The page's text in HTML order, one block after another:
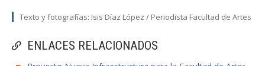
ENLACES RELACIONADOS
Texto y fotografías: Isis Díaz López / Periodista Facultad de Artes